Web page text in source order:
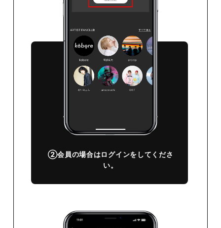
②会員の場合はログインをしてくださ
い。